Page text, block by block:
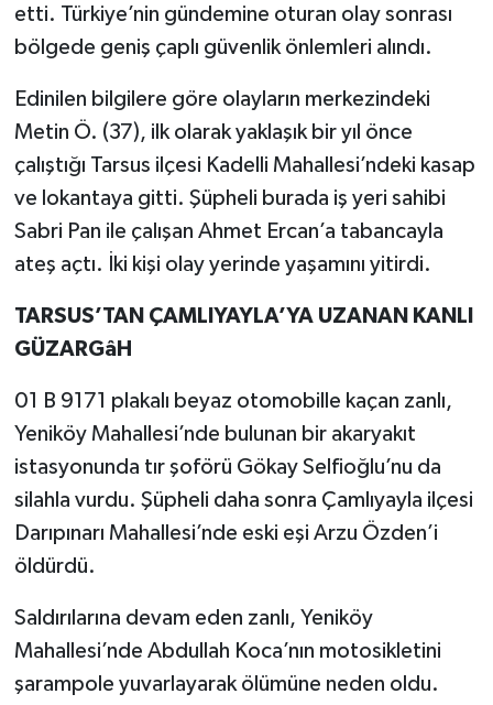
etti. Türkiye’nin gündemine oturan olay sonrası
bölgede geniş çaplı güvenlik önlemleri alındı.
Edinilen bilgilere göre olayların merkezindeki
Metin Ö. (37), ilk olarak yaklaşık bir yıl önce
çalıştığı Tarsus ilçesi Kadelli Mahallesi’ndeki kasap
ve lokantaya gitti. Şüpheli burada iş yeri sahibi
Sabri Pan ile çalışan Ahmet Ercan’a tabancayla
ateş açtı. İki kişi olay yerinde yaşamını yitirdi.
TARSUS’TAN ÇAMLIYAYLA’YA UZANAN KANLI
GÜZARGâH
01 B 9171 plakalı beyaz otomobille kaçan zanlı,
Yeniköy Mahallesi’nde bulunan bir akaryakıt
istasyonunda tır şoförü Gökay Selfioğlu’nu da
silahla vurdu. Şüpheli daha sonra Çamlıyayla ilçesi
Darıpınarı Mahallesi’nde eski eşi Arzu Özden’i
öldürdü.
Saldırılarına devam eden zanlı, Yeniköy
Mahallesi’nde Abdullah Koca’nın motosikletini
şarampole yuvarlayarak ölümüne neden oldu.